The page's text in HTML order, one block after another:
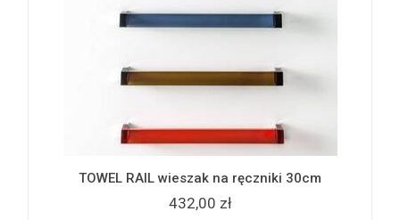
TOWEL RAIL wieszak na ręczniki 30cm
432,00 zł